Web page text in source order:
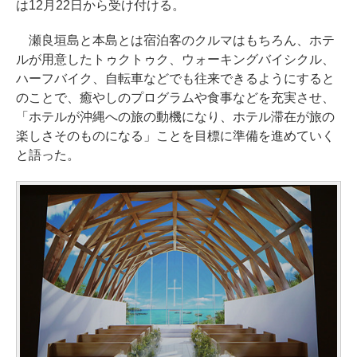
は12月22日から受け付ける。
瀬良垣島と本島とは宿泊客のクルマはもちろん、ホテ
ルが用意したトゥクトゥク、ウォーキングバイシクル、
ハーフバイク、自転車などでも往来できるようにすると
のことで、癒やしのプログラムや食事などを充実させ、
「ホテルが沖縄への旅の動機になり、ホテル滞在が旅の
楽しさそのものになる」ことを目標に準備を進めていく
と語った。